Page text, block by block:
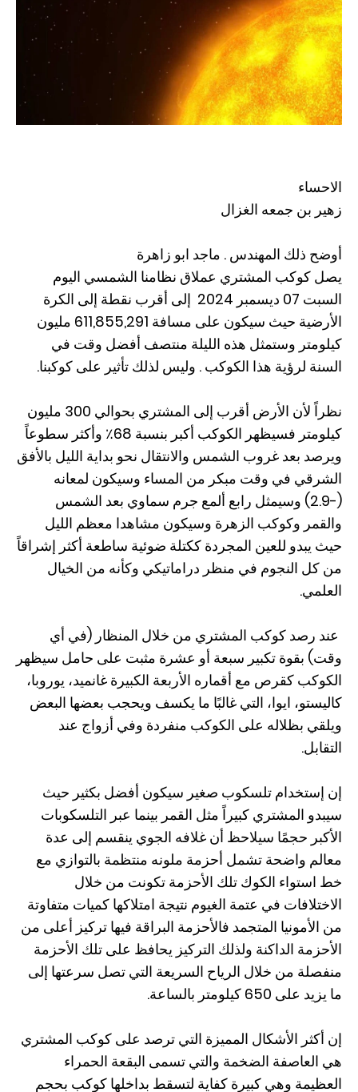
الاحساء
زهير بن جمعه الغزال
أوضح ذلك المهندس . ماجد ابو زاهرة
يصل كوكب المشتري عملاق نظامنا الشمسي اليوم
السبت 07 ديسمبر 2024 إلى أقرب نقطة إلى الكرة
الأرضية حيث سيكون على مسافة 611,855,291 مليون
كيلومتر وستمثل هذه الليلة منتصف أفضل وقت في
السنة لرؤية هذا الكوكب . وليس لذلك تأثير على كوكبنا.
نظراً لأن الأرض أقرب إلى المشتري بحوالي 300 مليون
كيلومتر فسيظهر الكوكب أكبر بنسبة 68٪ وأكثر سطوعاً
ويرصد بعد غروب الشمس والانتقال نحو بداية الليل بالأفق
الشرقي في وقت مبكر من المساء وسيكون لمعانه
(-2.9) وسيمثل رابع ألمع جرم سماوي بعد الشمس
والقمر وكوكب الزهرة وسيكون مشاهدا معظم الليل
حيث يبدو للعين المجردة ككتلة ضوئية ساطعة أكثر إشراقاً
من كل النجوم في منظر دراماتيكي وكأنه من الخيال
العلمي.
عند رصد كوكب المشتري من خلال المنظار (في أي
وقت) بقوة تكبير سبعة أو عشرة مثبت على حامل سيظهر
الكوكب كقرص مع أقماره الأربعة الكبيرة غانميد، يوروبا،
كاليستو، ايوا، التي غالبًا ما يكسف ويحجب بعضها البعض
ويلقي بظلاله على الكوكب منفردة وفي أزواج عند
التقابل.
إن إستخدام تلسكوب صغير سيكون أفضل بكثير حيث
سيبدو المشتري كبيراً مثل القمر بينما عبر التلسكوبات
الأكبر حجمًا سيلاحظ أن غلافه الجوي ينقسم إلى عدة
معالم واضحة تشمل أحزمة ملونه منتظمة بالتوازي مع
خط استواء الكوك تلك الأحزمة تكونت من خلال
الاختلافات في عتمة الغيوم نتيجة امتلاكها كميات متفاوتة
من الأمونيا المتجمد فالأحزمة البراقة فيها تركيز أعلى من
الأحزمة الداكنة ولذلك التركيز يحافظ على تلك الأحزمة
منفصلة من خلال الرياح السريعة التي تصل سرعتها إلى
ما يزيد على 650 كيلومتر بالساعة.
إن أكثر الأشكال المميزة التي ترصد على كوكب المشتري
هي العاصفة الضخمة والتي تسمى البقعة الحمراء
العظيمة وهي كبيرة كفاية لتسقط بداخلها كوكب بحجم